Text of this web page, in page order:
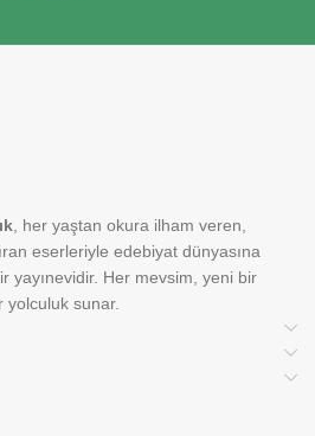
, her yaştan okura ilham veren,
eserleriyle edebiyat dünyasına
yayınevidir. Her mevsim, yeni bir
yolculuk sunar.